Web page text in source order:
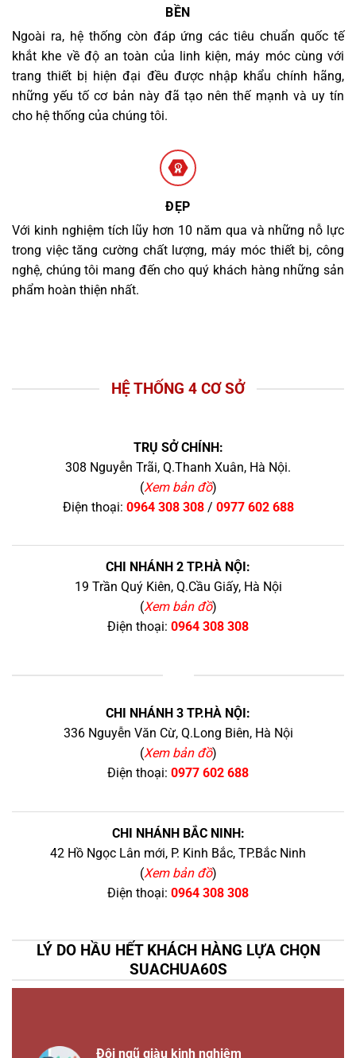
BỀN
Ngoài ra, hệ thống còn đáp ứng các tiêu chuẩn quốc tế
khắt khe về độ an toàn của linh kiện, máy móc cùng với
trang thiết bị hiện đại đều được nhập khẩu chính hãng,
những yếu tố cơ bản này đã tạo nên thế mạnh và uy tín
cho hệ thống của chúng tôi.
ĐẸP
Với kinh nghiệm tích lũy hơn 10 năm qua và những nỗ lực
trong việc tăng cường chất lượng, máy móc thiết bị, công
nghệ, chúng tôi mang đến cho quý khách hàng những sản
phẩm hoàn thiện nhất.
HỆ THỐNG 4 CƠ SỞ
TRỤ SỞ CHÍNH:
308 Nguyễn Trãi, Q.Thanh Xuân, Hà Nội.
(Xem bản đồ)
Điện thoại: 0964 308 308/ 0977 602 688
CHI NHÁNH 2 TP.HÀ NỘI:
19 Trần Quý Kiên, Q.Cầu Giấy, Hà Nội
(Xem bản đồ)
Điện thoại: 0964 308 308
CHI NHÁNH 3 TP.HÀ NỘI:
336 Nguyễn Văn Cừ, Q.Long Biên, Hà Nội
(Xem bản đồ)
Điện thoại: 0977 602 688
CHI NHÁNH BẮC NINH:
42 Hồ Ngọc Lân mới, P. Kinh Bắc, TP.Bắc Ninh
(Xem bản đồ)
Điện thoại: 0964 308 308
LÝ DO HẦU HẾT KHÁCH HÀNG LỰA CHỌN
SUACHUA60S
Đội ngũ giàu kinh nghiệm